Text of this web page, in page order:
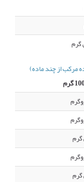
مرکب از چند ماده)